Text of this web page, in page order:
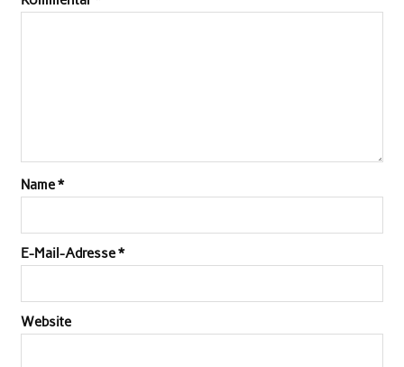
Name*
E-Mail-Adresse*
Website